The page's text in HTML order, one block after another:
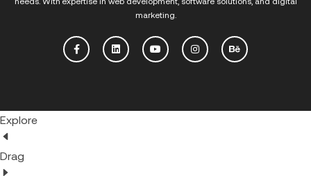
marketing.
Explore
Drag